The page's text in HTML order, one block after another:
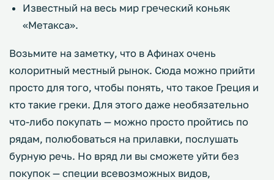
Известный на весь мир греческий коньяк
«Метакса».
Возьмите на заметку, что в Афинах очень
колоритный местный рынок. Сюда можно прийти
просто для того, чтобы понять, что такое Греция и
кто такие греки. Для этого даже необязательно
что-либо покупать — можно просто пройтись по
рядам, полюбоваться на прилавки, послушать
бурную речь. Но вряд ли вы сможете уйти без
покупок — специи всевозможных видов,